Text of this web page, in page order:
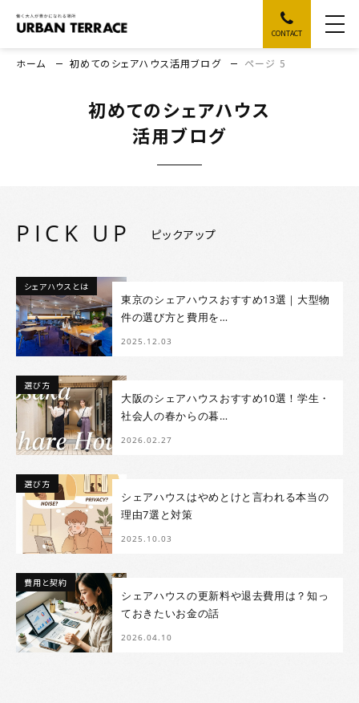
CONTACT
初めてのシェアハウス
活用ブログ
ホーム 初めてのシェアハウス活用ブログ ページ 5
PICK UP ピックアップ
シェアハウスとは
東京のシェアハウスおすすめ13選｜大型物
件の選び方と費用を…
2025.12.03
選び方
大阪のシェアハウスおすすめ10選！学生・
社会人の春からの暮…
2026.02.27
選び方
シェアハウスはやめとけと言われる本当の
理由7選と対策
2025.10.03
費用と契約
シェアハウスの更新料や退去費用は？知っ
ておきたいお金の話
2026.04.10